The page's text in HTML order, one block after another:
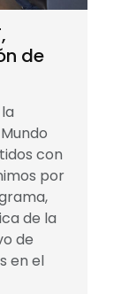
de
con
por
de la
de
en el